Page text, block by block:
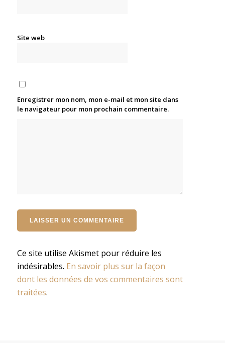
Site web
Enregistrer mon nom, mon e-mail et mon site dans
le navigateur pour mon prochain commentaire.
Ce site utilise Akismet pour réduire les
indésirables. En savoir plus sur la façon
dont les données de vos commentaires sont
traitées.